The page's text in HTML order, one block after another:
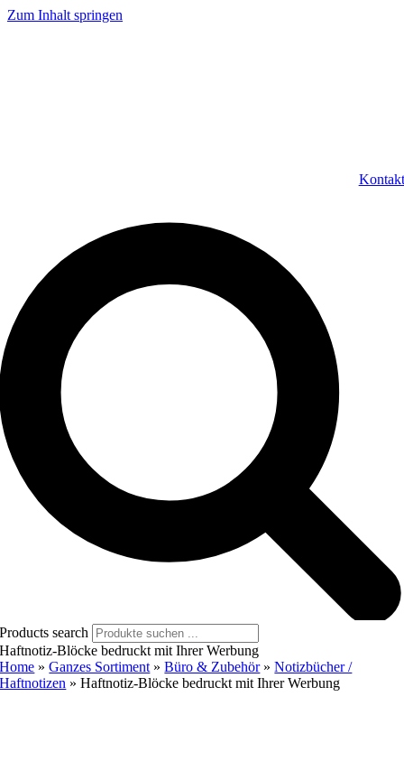
Zum Inhalt springen
Kontakt
Products search
Haftnotiz-Blöcke bedruckt mit Ihrer Werbung
Home »Ganzes Sortiment »Büro & Zubehör»Notizbücher /
Haftnotizen »Haftnotiz-Blöcke bedruckt mit Ihrer Werbung